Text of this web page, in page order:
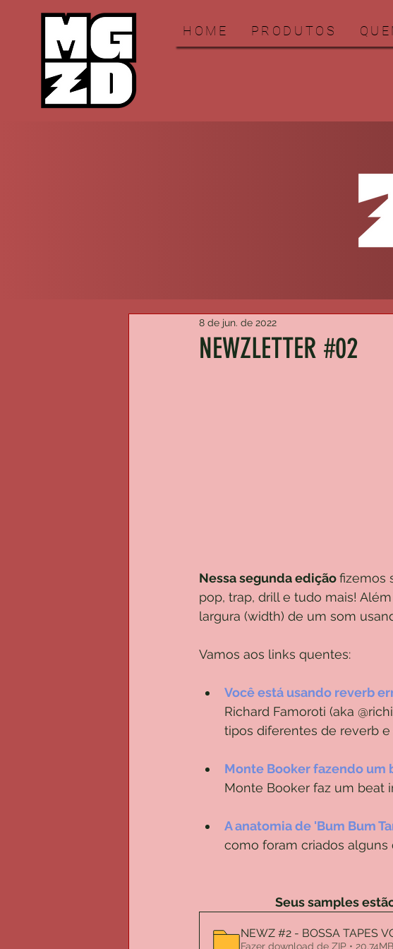
HOME PRODUTOS
NEWZLETTER #02
8 de jun. de 2022
Nessa segunda edição fizemos
pop, trap, drill e tudo mais!
largura (width) de um som
Vamos aos links quentes:
Você está usando reverb
Richard Famoroti (aka
tipos diferentes de reverb
Monte Booker fazendo um
Monte Booker faz um beat
A anatomia de 'Bum Bum
como foram criados alguns
Seus samples
NEWZ #2 - BOSSA TAPES
Fazer download de ZIP • 20.74MB